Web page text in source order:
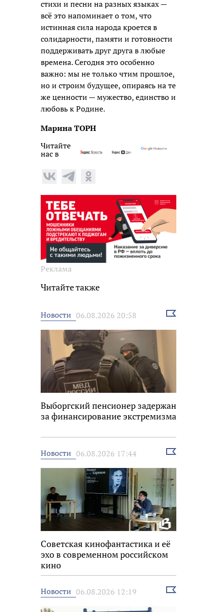
стихи и песни на разных языках —
всё это напоминает о том, что
истинная сила народа кроется в
солидарности, памяти и готовности
поддерживать друг друга в любые
времена. Сегодня это особенно
важно: мы не только чтим прошлое,
но и строим будущее, опираясь на те
же ценности — мужество, единство и
любовь к Родине.
Марина ТОРН
Читайте
нас в
Реклама
Читайте также
Новости 06.08.2026 20:58
Выбрать
Выборгский пенсионер задержан
за финансирование экстремизма
Новости 06.08.2026 17:44
Выбрать
Советская кинофантастика и её
эхо в современном российском
кино
Новости 06.08.2026 12:19
Выбрать